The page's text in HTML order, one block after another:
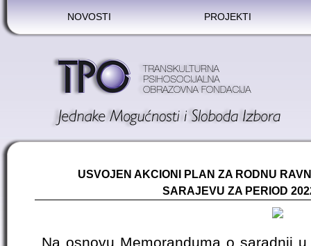
NOVOSTI PROJEKTI
USVOJEN AKCIONI PLAN ZA RODNU
SARAJEVU ZA PERIOD
Na osnovu Memoranduma o saradnji